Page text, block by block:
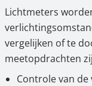
Lichtmeters
vergelijken of te
meetopdrachten
Controle van